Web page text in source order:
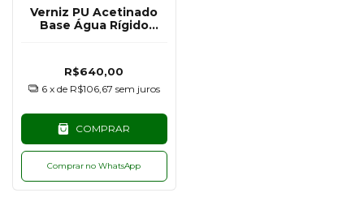
Verniz PU Acetinado
Base Água Rígido
R$640,00
6 x de R$106,67 sem juros
COMPRAR
Comprar no WhatsApp